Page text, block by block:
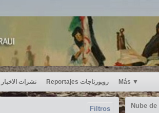
Telediarios نشرات الاخبار Reportajes روبورتاجات Más ▼
Nube de
Filtros